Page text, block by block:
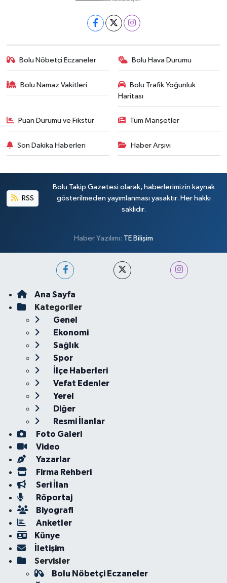
Bolu Nöbetçi Eczaneler Bolu Hava Durumu
Bolu Namaz Vakitleri
Bolu Trafik Yoğunluk
Haritası
Puan Durumu ve Fikstür Tüm Manşetler
Son Dakika Haberleri Haber Arşivi
RSS
Bolu Takip Gazetesi olarak, haberlerimizin kaynak
gösterilmeden yayımlanması yasaktır. Her hakkı
saklıdır.
Haber Yazılımı: TE Bilişim
Ana Sayfa
Kategoriler
Genel
Ekonomi
Sağlık
Spor
İlçe Haberleri
Vefat Edenler
Yerel
Diğer
Resmi İlanlar
Foto Galeri
Video
Yazarlar
Firma Rehberi
Seri İlan
Röportaj
Biyografi
Anketler
Künye
İletişim
Servisler
Bolu Nöbetçi Eczaneler